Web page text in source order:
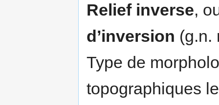
Relief inverse,
d’inversion (g.n.
Type de
topographiques